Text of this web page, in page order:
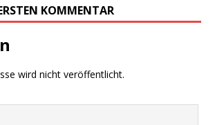
KOMMENTAR
wird nicht veröffentlicht.